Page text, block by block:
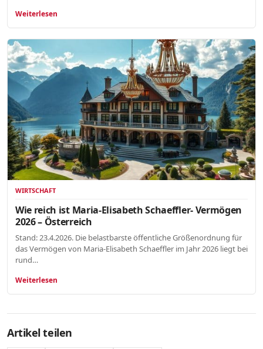
Weiterlesen
WIRTSCHAFT
Wie reich ist Maria-Elisabeth Schaeffler- Vermögen
2026 – Österreich
Stand: 23.4.2026. Die belastbarste öffentliche Größenordnung für
das Vermögen von Maria-Elisabeth Schaeffler im Jahr 2026 liegt bei
rund…
Weiterlesen
Artikel teilen